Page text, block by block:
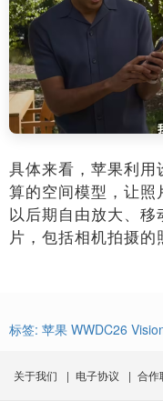
具体来看，苹果利
算的空间模型，让照
以后期自由放大、
片，包括相机拍摄的
标签: 苹果 WWDC26
关于我们 | 电子协议 | 合作